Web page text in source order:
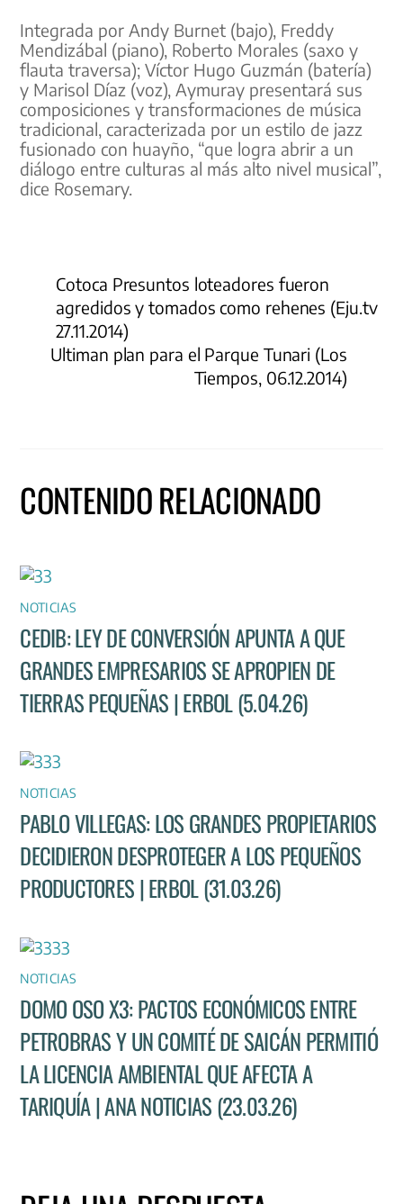
Integrada por Andy Burnet (bajo), Freddy
Mendizábal (piano), Roberto Morales (saxo y
flauta traversa); Víctor Hugo Guzmán (batería)
y Marisol Díaz (voz), Aymuray presentará sus
composiciones y transformaciones de música
tradicional, caracterizada por un estilo de jazz
fusionado con huayño, “que logra abrir a un
diálogo entre culturas al más alto nivel musical”,
dice Rosemary.
Cotoca Presuntos loteadores fueron
agredidos y tomados como rehenes (Eju.tv
27.11.2014)
Ultiman plan para el Parque Tunari (Los
Tiempos, 06.12.2014)
CONTENIDO RELACIONADO
NOTICIAS
CEDIB: LEY DE CONVERSIÓN APUNTA A QUE
GRANDES EMPRESARIOS SE APROPIEN DE
TIERRAS PEQUEÑAS | ERBOL (5.04.26)
NOTICIAS
PABLO VILLEGAS: LOS GRANDES PROPIETARIOS
DECIDIERON DESPROTEGER A LOS PEQUEÑOS
PRODUCTORES | ERBOL (31.03.26)
NOTICIAS
DOMO OSO X3: PACTOS ECONÓMICOS ENTRE
PETROBRAS Y UN COMITÉ DE SAICÁN PERMITIÓ
LA LICENCIA AMBIENTAL QUE AFECTA A
TARIQUÍA | ANA NOTICIAS (23.03.26)